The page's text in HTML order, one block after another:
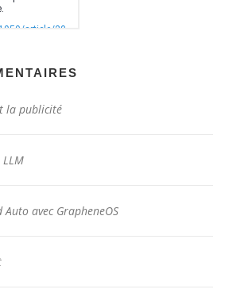
la publicité
LLM
avec GrapheneOS